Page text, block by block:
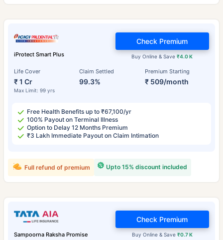
iProtect Smart Plus
Life Cover
₹ 1 Cr
Max Limit: 99 yrs
Claim Settled
99.3%
Premium Starting
₹ 509/month
Buy Online & Save₹4.0 K
Check Premium
Free Health Benefits up to ₹67,100/yr
100% Payout on Terminal Illness
Option to Delay 12 Months Premium
₹3 Lakh Immediate Payout on Claim Intimation
Upto 15% discount included
Full refund of premium
Sampoorna Raksha Promise Buy Online & Save ₹0.7 K
Check Premium